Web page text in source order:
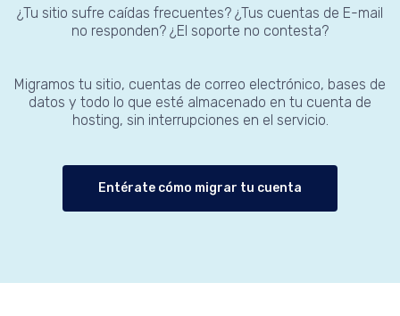
¿Tu sitio sufre caídas frecuentes? ¿Tus cuentas de E-mail
no responden? ¿El soporte no contesta?
Migramos tu sitio, cuentas de correo electrónico, bases de
datos y todo lo que esté almacenado en tu cuenta de
hosting, sin interrupciones en el servicio.
Entérate cómo migrar tu cuenta